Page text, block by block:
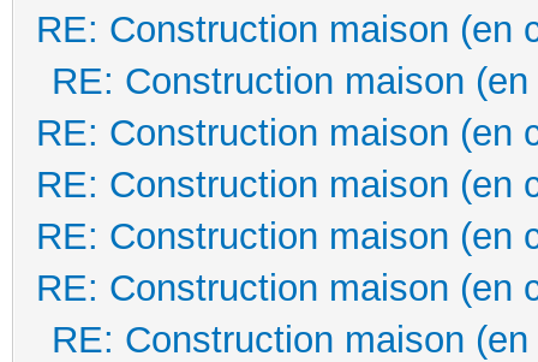
RE: Construction maison (en
RE: Construction maison
RE: Construction maison (en
RE: Construction maison (en
RE: Construction maison (en
RE: Construction maison (en
RE: Construction maison